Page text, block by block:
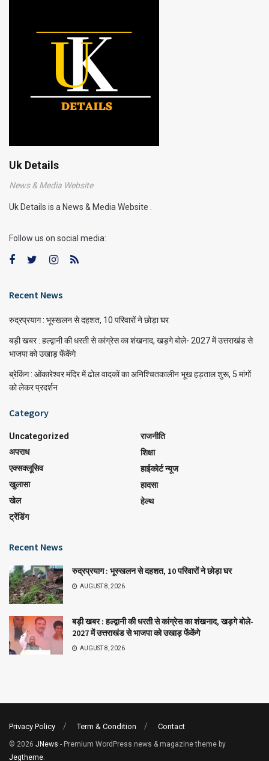
Uk Details
News & Media Website
Uk Details is a News & Media Website .
Follow us on social media:
Recent News
रुद्रप्रयाग : भूस्खलन से दहशत, 10 परिवारों ने छोड़ा घर
बड़ी खबर : हल्द्वानी की धरती से कांग्रेस का शंखनाद, खड़गे बोले- 2027 में उत्तराखंड से
भाजपा को उखाड़ फेंकेंगे
ब्रेकिंग : ओंकारेश्वर मंदिर में ढोल वादकों का अनिश्चितकालीन भूख हड़ताल शुरू, 5 मांगों
को लेकर प्रदर्शन
Category
Uncategorized
अपराध
एक्सक्लूसिव
खुलासा
खेल
ट्रेंडिंग
राजनीति
शिक्षा
हाईकोर्ट न्यूज
हादसा
हेल्थ
Recent News
रुद्रप्रयाग : भूस्खलन से दहशत, 10 परिवारों ने छोड़ा घर
AUGUST 8, 2026
बड़ी खबर : हल्द्वानी की धरती से कांग्रेस का शंखनाद, खड़गे बोले-
2027 में उत्तराखंड से भाजपा को उखाड़ फेंकेंगे
AUGUST 8, 2026
Privacy Policy Term & Condition Contact
© 2026 JNews - Premium WordPress news & magazine theme by
Jegtheme.